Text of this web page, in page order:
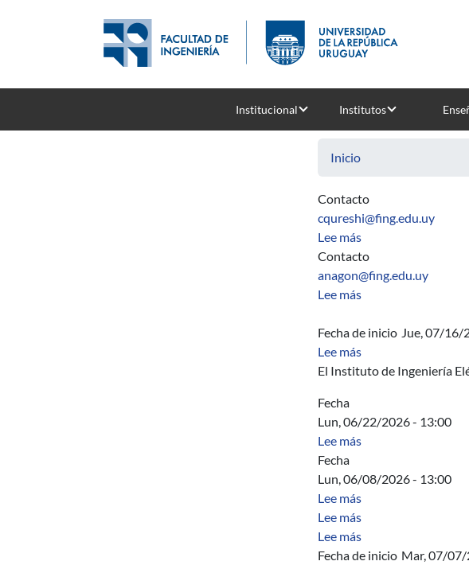
Institucional Institutos
Inicio
Contacto
cqureshi@fing.edu.uy
Lee mássobre Horarios
Contacto
anagon@fing.edu.uy
Lee mássobre Comisión
Fecha de inicio Jue, 07/16/
Lee mássobre Charla sobre
El Instituto de Ingeniería
Fecha
Lun, 06/22/2026 - 13:00
Lee mássobre Acta Directiva
Fecha
Lun, 06/08/2026 - 13:00
Lee mássobre Acta Directiva
Lee mássobre
Lee mássobre
Fecha de inicio Mar, 07/